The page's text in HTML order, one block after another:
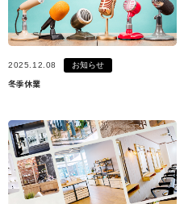
2025.12.08 お知らせ
冬季休業